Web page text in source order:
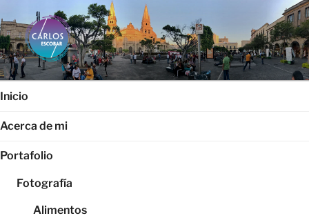
al
contenido
CARLOS ESCOBAR
Página web oficial del fotógrafo, locutor y productor audiovisual
Carlos Escobar
Inicio
Acerca de mi
Portafolio
Fotografía
Alimentos